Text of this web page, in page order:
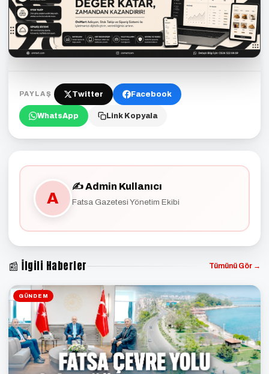
PAYLAŞ Twitter Facebook
WhatsApp Link Kopyala
A
✍️ Admin Kullanıcı
Fatsa Gazetesi Yönetim Ekibi
📰 İlgili Haberler Tümünü Gör →
GÜNDEM